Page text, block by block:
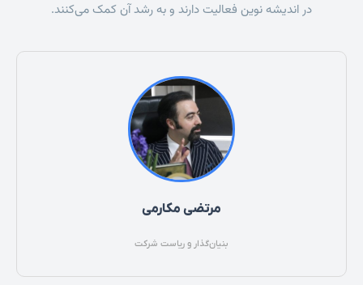
در اندیشه نوین فعالیت دارند و به رشد آن کمک می‌کنند.
مرتضی مکارمی
بنیان‌گذار و ریاست شرکت